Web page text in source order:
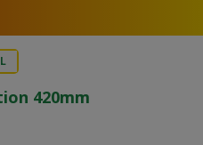
420mm